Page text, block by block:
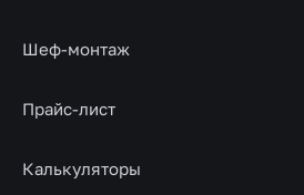
Шеф-монтаж
Прайс-лист
Калькуляторы